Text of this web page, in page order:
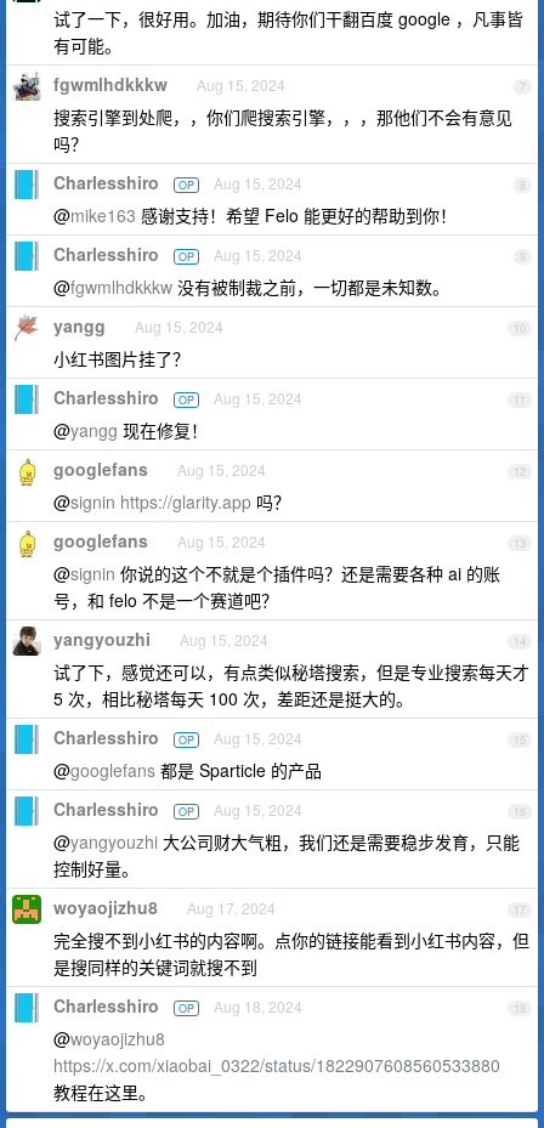
试了一下，很好用。加油，期待你们干翻百度 google ，凡事皆
有可能。
7
fgwmlhdkkkw Aug 15, 2024
搜索引擎到处爬，，你们爬搜索引擎，，，那他们不会有意见
吗？
8
Charlesshiro OP Aug 15, 2024
@mike163 感谢支持！希望 Felo 能更好的帮助到你！
9
Charlesshiro OP Aug 15, 2024
@fgwmlhdkkkw 没有被制裁之前，一切都是未知数。
10
yangg Aug 15, 2024
小红书图片挂了？
11
Charlesshiro OP Aug 15, 2024
@yangg 现在修复！
12
googlefans Aug 15, 2024
@signin https://glarity.app 吗？
13
googlefans Aug 15, 2024
@signin 你说的这个不就是个插件吗？还是需要各种 ai 的账
号，和 felo 不是一个赛道吧？
14
yangyouzhi Aug 15, 2024
试了下，感觉还可以，有点类似秘塔搜索，但是专业搜索每天才
5 次，相比秘塔每天 100 次，差距还是挺大的。
15
Charlesshiro OP Aug 15, 2024
@googlefans 都是 Sparticle 的产品
16
Charlesshiro OP Aug 15, 2024
@yangyouzhi 大公司财大气粗，我们还是需要稳步发育，只能
控制好量。
17
woyaojizhu8 Aug 17, 2024
完全搜不到小红书的内容啊。点你的链接能看到小红书内容，但
是搜同样的关键词就搜不到
18
Charlesshiro OP Aug 18, 2024
@woyaojizhu8
https://x.com/xiaobai_0322/status/1822907608560533880
教程在这里。